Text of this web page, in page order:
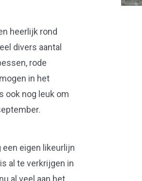
heerlijk rond
divers aantal
rode
in het
ook nog leuk om
eigen likeurlijn
al te verkrijgen in
al veel aan het